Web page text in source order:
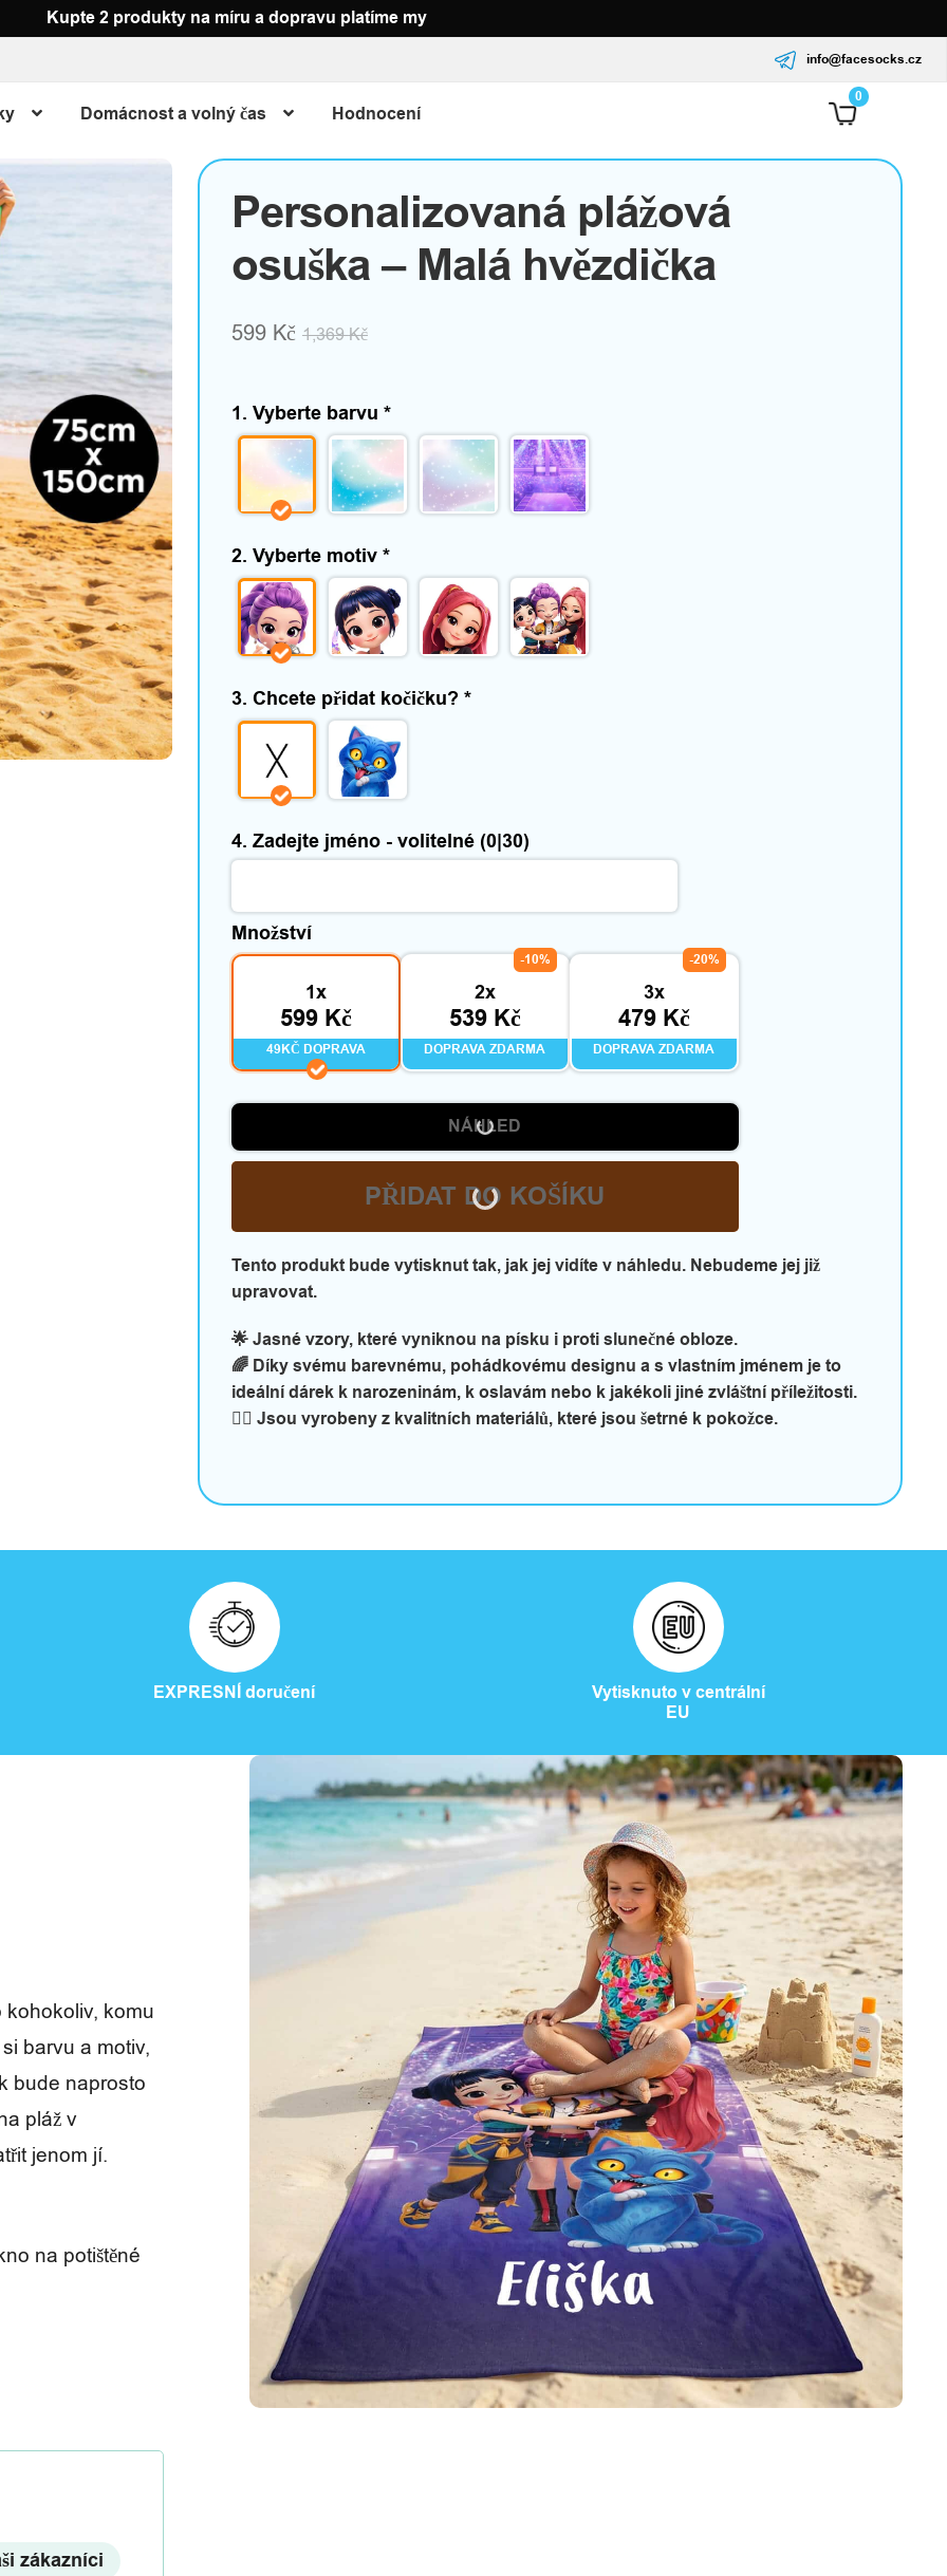
Kupte 2 produkty na míru a dopravu platíme my
info@facesocks.cz
Domácnost a volný čas Hodnocení
0
Personalizovaná plážová
osuška – Malá hvězdička
599 Kč 1,369Kč
1. Vyberte barvu *
2. Vyberte motiv *
3. Chcete přidat kočičku? *
4. Zadejte jméno - volitelné (0|30)
Množství
1x
599 Kč
49KČ DOPRAVA
2x
539 Kč
-10%
DOPRAVA ZDARMA
3x
479 Kč
-20%
DOPRAVA ZDARMA
NÁHLED
PŘIDAT DO KOŠÍKU
Tento produkt bude vytisknut tak, jak jej vidíte v náhledu. Nebudeme jej již
upravovat.
🌟 Jasné vzory, které vyniknou na písku i proti slunečné obloze.
🌈 Díky svému barevnému, pohádkovému designu a s vlastním jménem je to
ideální dárek k narozeninám, k oslavám nebo k jakékoli jiné zvláštní příležitosti.
💆‍♀️ Jsou vyrobeny z kvalitních materiálů, které jsou šetrné k pokožce.
EXPRESNÍ doručení
Vytisknuto v centrální
EU
komu
barvu a motiv,
bude naprosto
pláž v
jenom jí.
na potištěné
zákazníci